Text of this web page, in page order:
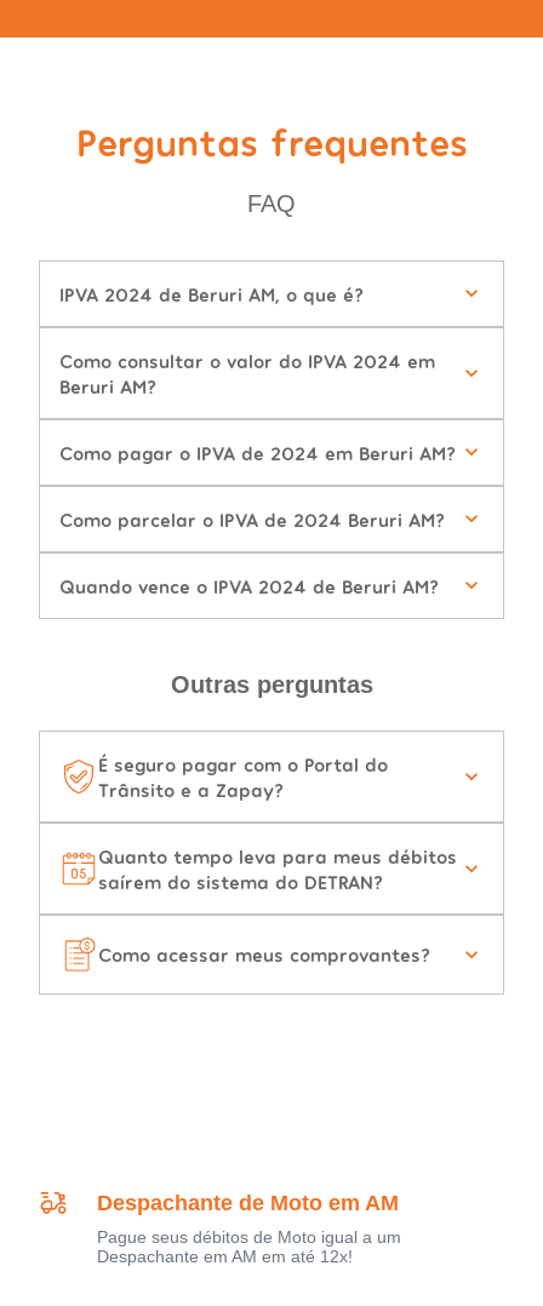
Perguntas frequentes
FAQ
IPVA 2024 de Beruri AM, o que é?
Como consultar o valor do IPVA 2024 em
Beruri AM?
Como pagar o IPVA de 2024 em Beruri AM?
Como parcelar o IPVA de 2024 Beruri AM?
Quando vence o IPVA 2024 de Beruri AM?
Outras perguntas
É seguro pagar com o Portal do
Trânsito e a Zapay?
Quanto tempo leva para meus débitos
saírem do sistema do DETRAN?
Como acessar meus comprovantes?
Despachante de Moto em AM
Pague seus débitos de Moto igual a um
Despachante em AM em até 12x!